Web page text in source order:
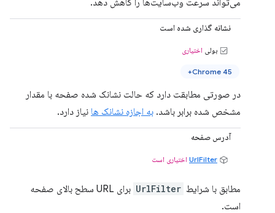
می‌تواند سرعت وب‌سایت‌ها را کاهش دهد.
نشانه گذاری شده است
بولی اختیاری
Chrome 45+
در صورتی مطابقت دارد که حالت نشانک شده صفحه با مقدار
مشخص شده برابر باشد. به اجازه نشانک ها نیاز دارد.
آدرس صفحه
UrlFilter اختیاری است
مطابق با شرایط UrlFilter
برای URL سطح بالای صفحه
است.